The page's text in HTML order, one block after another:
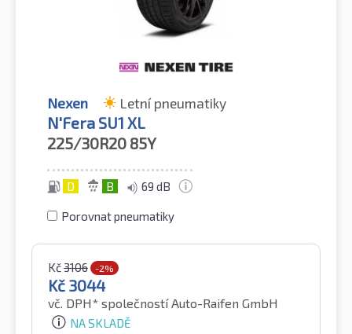
Nexen Letní pneumatiky
N'Fera SU1 XL
225/30R20 85Y
D B 69 dB
Porovnat pneumatiky
Kč3106 -2%
Kč 3044
vč. DPH* společností Auto-Raifen GmbH
NA SKLADĚ